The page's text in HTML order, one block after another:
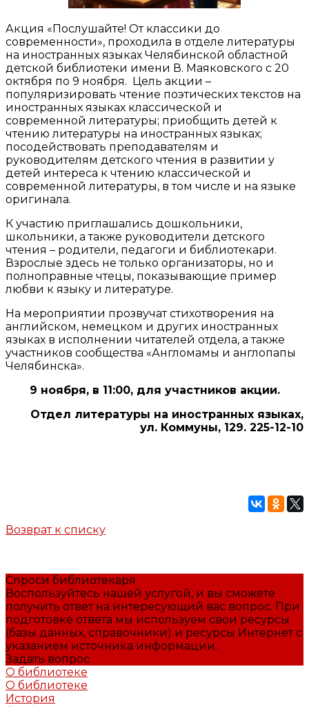
Акция «Послушайте! От классики до
современности», проходила в отделе литературы
на иностранных языках Челябинской областной
детской библиотеки имени В. Маяковского с 20
октября по 9 ноября. Цель акции –
популяризировать чтение поэтических текстов на
иностранных языках классической и
современной литературы; приобщить детей к
чтению литературы на иностранных языках;
посодействовать преподавателям и
руководителям детского чтения в развитии у
детей интереса к чтению классической и
современной литературы, в том числе и на языке
оригинала.
К участию приглашались дошкольники,
школьники, а также руководители детского
чтения – родители, педагоги и библиотекари.
Взрослые здесь не только организаторы, но и
полноправные чтецы, показывающие пример
любви к языку и литературе.
На мероприятии прозвучат стихотворения на
английском, немецком и других иностранных
языках в исполнении читателей отдела, а также
участников сообщества «Англомамы и англопапы
Челябинска».
9 ноября, в 11:00, для участников акции.
Отдел литературы на иностранных языках,
ул. Коммуны, 129. 225-12-10
Возврат к списку
Спроси библиотекаря
Воспользуйтесь нашей услугой, и вы сможете
получить ответ на интересующий вас вопрос. При
подготовке ответа мы используем свои ресурсы
(базы данных, справочники) и ресурсы Интернет с
указанием источника информации.
Задать вопрос
О библиотеке
О библиотеке
История